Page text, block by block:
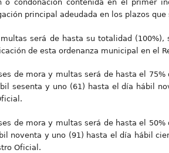
o condonación contenida en el primer
principal adeudada en los plazos
será de hasta su totalidad
de esta ordenanza municipal en el
de mora y multas será de hasta el
sesenta y uno (61) hasta el día hábil
de mora y multas será de hasta el
noventa y uno (91) hasta el día hábil
Oficial.